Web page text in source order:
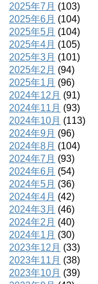
2025年7月 (103)
2025年6月 (104)
2025年5月 (104)
2025年4月 (105)
2025年3月 (101)
2025年2月 (94)
2025年1月 (96)
2024年12月 (91)
2024年11月 (93)
2024年10月 (113)
2024年9月 (96)
2024年8月 (104)
2024年7月 (93)
2024年6月 (54)
2024年5月 (36)
2024年4月 (42)
2024年3月 (46)
2024年2月 (40)
2024年1月 (30)
2023年12月 (33)
2023年11月 (38)
2023年10月 (39)